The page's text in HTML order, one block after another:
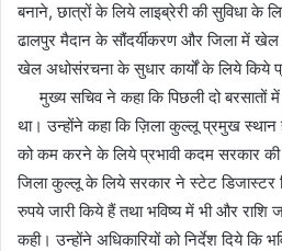
बनाने, छात्रों के लिये लाइब्रेरी की सुविधा के
ढालपुर मैदान के सौंदर्यीकरण और जिला में खेल
खेल अधोसंरचना के सुधार कार्यों के लिये किये
मुख्य सचिव ने कहा कि पिछली दो
था। उन्होंने कहा कि ज़िला कुल्लू प्रमुख
को कम करने के लिये प्रभावी कदम सरकार की
जिला कुल्लू के लिये सरकार ने स्टेट
रुपये जारी किये हैं तथा भविष्य में भी और
कही। उन्होंने अधिकारियों को निर्देश दिये कि